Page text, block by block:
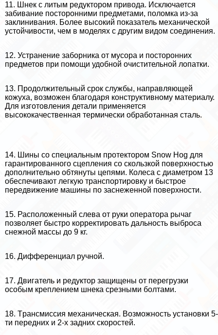
11. Шнек с литым редуктором привода. Исключается
забивание посторонними предметами, поломка из-за
заклинивания. Более высокий показатель механической
устойчивости, чем в моделях с другим видом соединения.
12. Устранение заборника от мусора и посторонних
предметов при помощи удобной очистительной лопатки.
13. Продолжительный срок службы, направляющей
кожуха, возможен благодаря конструктивному материалу.
Для изготовления детали применяется
высококачественная термически обработанная сталь.
14. Шины со специальным протектором Snow Hog для
гарантированного сцепления со скользкой поверхностью
дополнительно обтянуты цепями. Колеса с диаметром 13
обеспечивают легкую трaнcпортировку и быстрое
передвижение машины по заснеженной поверхности.
15. Расположенный слева от руки оператора рычаг
позволяет быстро корректировать дальность выброса
снежной массы до 9 кг.
16. Дифференциал ручной.
17. Двигатель и редуктор защищены от перегрузки
особым креплением шнека срезными болтами.
18. Tрaнcмиссия механическая. Возможность установки 5-
ти передних и 2-х задних скоростей.